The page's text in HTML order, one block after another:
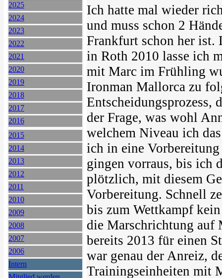
2025
2024
2023
2022
2021
2020
2019
2018
2017
2016
2015
2014
2013
2012
2011
2010
2009
2008
2007
2006
Intern
Ich hatte mal wieder
und muss schon 2
Frankfurt schon her ist.
in Roth 2010 lasse ich
mit Marc im Frühling
Ironman Mallorca zu
Entscheidungsprozess,
der Frage, was wohl
welchem Niveau ich
ich in eine
gingen vorraus, bis ich
plötzlich, mit diesem
Vorbereitung. Schnell
bis zum Wettkampf
die Marschrichtung auf
bereits 2013 für einen
war genau der Anreiz,
Trainingseinheiten mit